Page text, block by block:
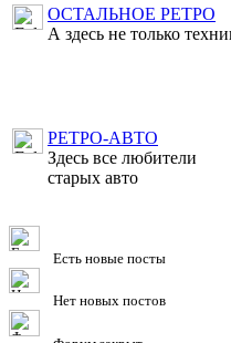
ОСТАЛЬНОЕ РЕТРО
А здесь не только
РЕТРО-АВТО
Здесь все любители
старых авто
Есть новые посты
Нет новых постов